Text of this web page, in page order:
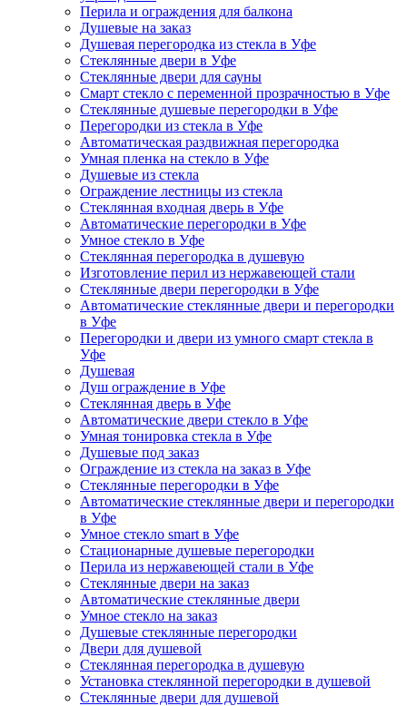
Перила и ограждения для балкона
Душевые на заказ
Душевая перегородка из стекла в Уфе
Стеклянные двери в Уфе
Стеклянные двери для сауны
Смарт стекло с переменной прозрачностью в Уфе
Стеклянные душевые перегородки в Уфе
Перегородки из стекла в Уфе
Автоматическая раздвижная перегородка
Умная пленка на стекло в Уфе
Душевые из стекла
Ограждение лестницы из стекла
Стеклянная входная дверь в Уфе
Автоматические перегородки в Уфе
Умное стекло в Уфе
Стеклянная перегородка в душевую
Изготовление перил из нержавеющей стали
Стеклянные двери перегородки в Уфе
Автоматические стеклянные двери и перегородки
в Уфе
Перегородки и двери из умного смарт стекла в
Уфе
Душевая
Душ ограждение в Уфе
Стеклянная дверь в Уфе
Автоматические двери стекло в Уфе
Умная тонировка стекла в Уфе
Душевые под заказ
Ограждение из стекла на заказ в Уфе
Стеклянные перегородки в Уфе
Автоматические стеклянные двери и перегородки
в Уфе
Умное стекло smart в Уфе
Стационарные душевые перегородки
Перила из нержавеющей стали в Уфе
Стеклянные двери на заказ
Автоматические стеклянные двери
Умное стекло на заказ
Душевые стеклянные перегородки
Двери для душевой
Стеклянная перегородка в душевую
Установка стеклянной перегородки в душевой
Стеклянные двери для душевой